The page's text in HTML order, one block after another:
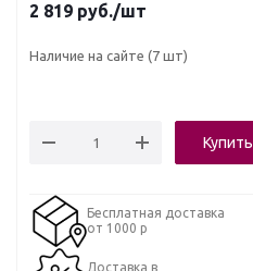
2 819 руб./шт
Наличие на сайте (7 шт)
Купить
Бесплатная доставка
от 1000 р
Доставка в